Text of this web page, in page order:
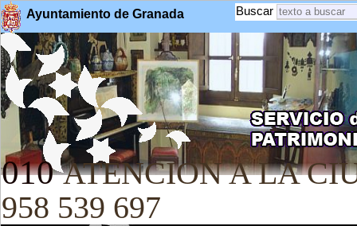
Ayuntamiento de Granada Buscar
010 ATENCION A LA
958 539 697